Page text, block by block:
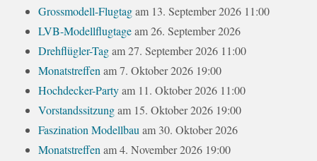
Grossmodell-Flugtagam 13. September 2026 11:00
LVB-Modellflugtageam 26. September 2026
Drehflügler-Tagam 27. September 2026 11:00
Monatstreffenam 7. Oktober 2026 19:00
Hochdecker-Partyam 11. Oktober 2026 11:00
Vorstandssitzungam 15. Oktober 2026 19:00
Faszination Modellbauam 30. Oktober 2026
Monatstreffenam 4. November 2026 19:00